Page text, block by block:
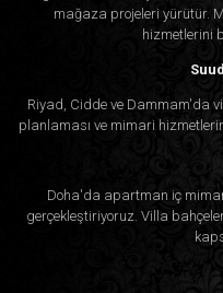
mağaza projeleri yürütür.
hizmetlerini
Riyad, Cidde ve Dammam'da
planlaması ve mimari
Doha'da apartman iç
gerçekleştiriyoruz. Villa